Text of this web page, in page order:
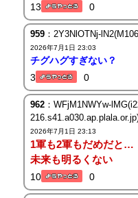
13 0
959：2Y3NlOTNj-
2026年7月1日 23:03
チグハグすぎない？
3
0
962：WFjM1NWYw-
2026年7月1日 23:13
1軍も2軍もだめだと…
未来も明るくない
10 0